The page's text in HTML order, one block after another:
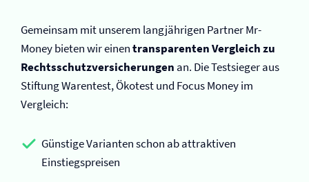
Gemeinsam mit unserem langjährigen Partner Mr-
Money bieten wir einentransparenten Vergleich zu
Rechtsschutz­versicherungen an. Die Testsieger aus
Stiftung Warentest, Ökotest und Focus Money im
Vergleich:
Günstige Varianten schon ab attraktiven
Einstiegspreisen